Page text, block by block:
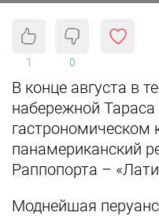
1 0
В конце августа в
набережной
гастрономическом
панамериканский
Раппопорта –
Моднейшая